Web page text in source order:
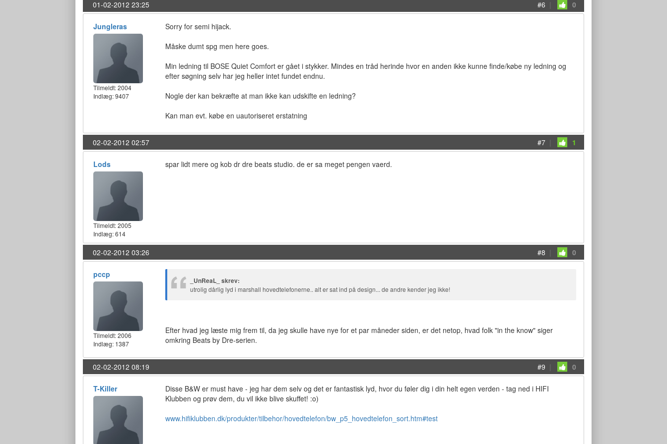
01-02-2012 23:25 #6 | 0
Jungleras
Tilmeldt:2004
Indlæg: 9407
Sorry for semi hijack.
Måske dumt spg men here goes.
Min ledning til BOSE Quiet Comfort er gået i stykker. Mindes en tråd herinde hvor en anden ikke kunne finde/købe ny ledning og
efter søgning selv har jeg heller intet fundet endnu.
Nogle der kan bekræfte at man ikke kan udskifte en ledning?
Kan man evt. købe en uautoriseret erstatning
02-02-2012 02:57 #7 | 1
Lods
Tilmeldt:2005
Indlæg: 614
spar lidt mere og kob dr dre beats studio. de er sa meget pengen vaerd.
02-02-2012 03:26 #8 | 0
pccp
Tilmeldt:2006
Indlæg: 1387
_UnReaL_ skrev:
utrolig dårlig lyd i marshall hovedtelefonerne.. alt er sat ind på design... de andre kender jeg ikke!
Efter hvad jeg læste mig frem til, da jeg skulle have nye for et par måneder siden, er det netop, hvad folk "in the know" siger
omkring Beats by Dre-serien.
02-02-2012 08:19 #9 | 0
T-Killer
Disse B&W er must have - jeg har dem selv og det er fantastisk lyd, hvor du føler dig i din helt egen verden - tag ned i HIFI
Klubben og prøv dem, du vil ikke blive skuffet! :o)
www.hifiklubben.dk/produkter/tilbehor/hovedtelefon/bw_p5_hovedtelefon_sort.htm#test